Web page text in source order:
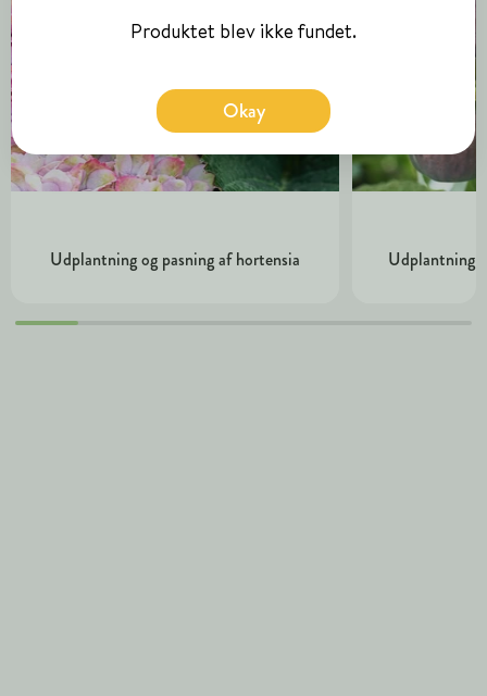
Udplantning og pasning af hortensia Udplantning
Produktet blev ikke fundet.
Okay